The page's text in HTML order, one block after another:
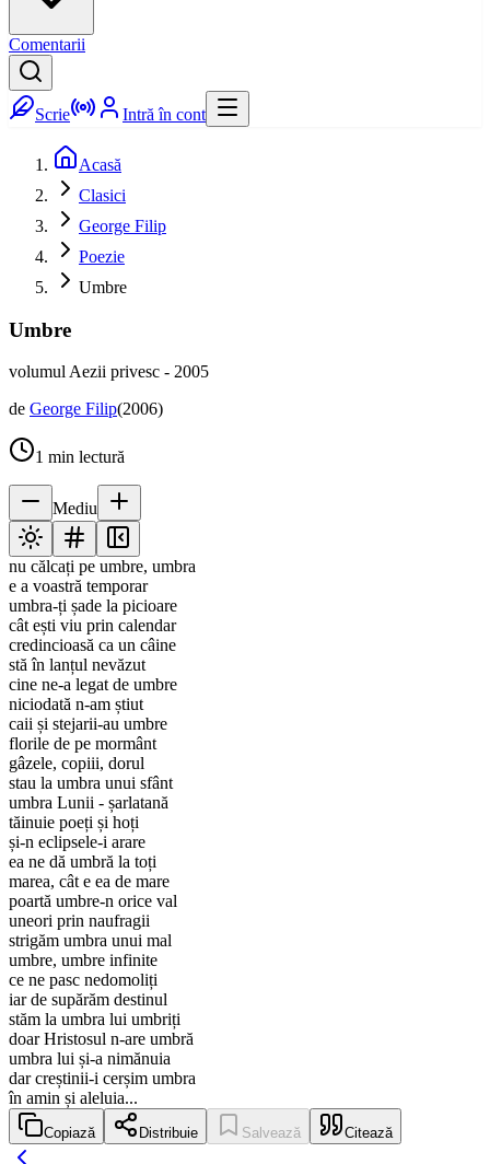
Comentarii
Scrie Intră în cont
Acasă
Clasici
George Filip
Poezie
Umbre
Umbre
volumul Aezii privesc - 2005
de George Filip(2006)
1 min lectură
Mediu
nu călcați pe umbre, umbra
e a voastră temporar
umbra-ți șade la picioare
cât ești viu prin calendar
credincioasă ca un câine
stă în lanțul nevăzut
cine ne-a legat de umbre
niciodată n-am știut
caii și stejarii-au umbre
florile de pe mormânt
gâzele, copiii, dorul
stau la umbra unui sfânt
umbra Lunii - șarlatană
tăinuie poeți și hoți
și-n eclipsele-i arare
ea ne dă umbră la toți
marea, cât e ea de mare
poartă umbre-n orice val
uneori prin naufragii
strigăm umbra unui mal
umbre, umbre infinite
ce ne pasc nedomoliți
iar de supărăm destinul
stăm la umbra lui umbriți
doar Hristosul n-are umbră
umbra lui și-a nimănuia
dar creștinii-i cerșim umbra
în amin și aleluia...
Copiază Distribuie Salvează Citează